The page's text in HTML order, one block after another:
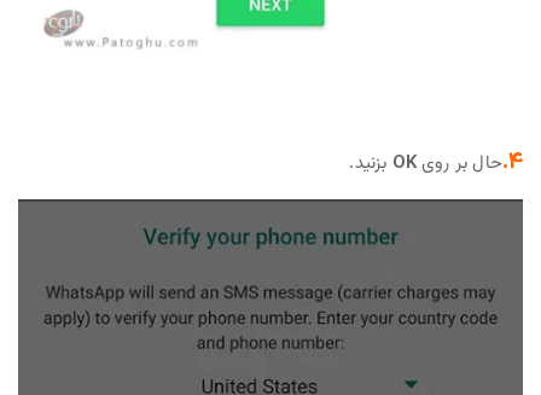
4. حال بر رویOK بزنید.